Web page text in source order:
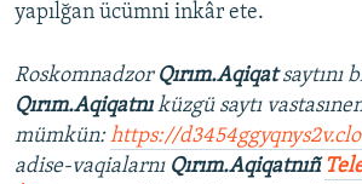
yapılğan ücümni inkâr ete.
Roskomnadzor Qırım.Aqiqatsaytını
Qırım.Aqiqatnıküzgü saytı
mümkün:https://
adise-vaqialarnı Qırım.Aqiqatnıñ